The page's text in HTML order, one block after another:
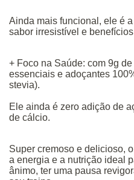
Ainda mais funcional, ele é
sabor irresistível e
+ Foco na Saúde: com 9g
essenciais e adoçantes
stevia).
Ele ainda é zero adição de
de cálcio.
Super cremoso e delicioso,
a energia e a nutrição ideal
ânimo, ter uma pausa